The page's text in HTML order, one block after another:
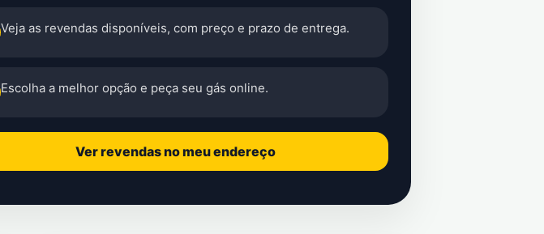
Veja as revendas disponíveis, com preço e prazo de entrega.
Escolha a melhor opção e peça seu gás online.
Ver revendas no meu endereço